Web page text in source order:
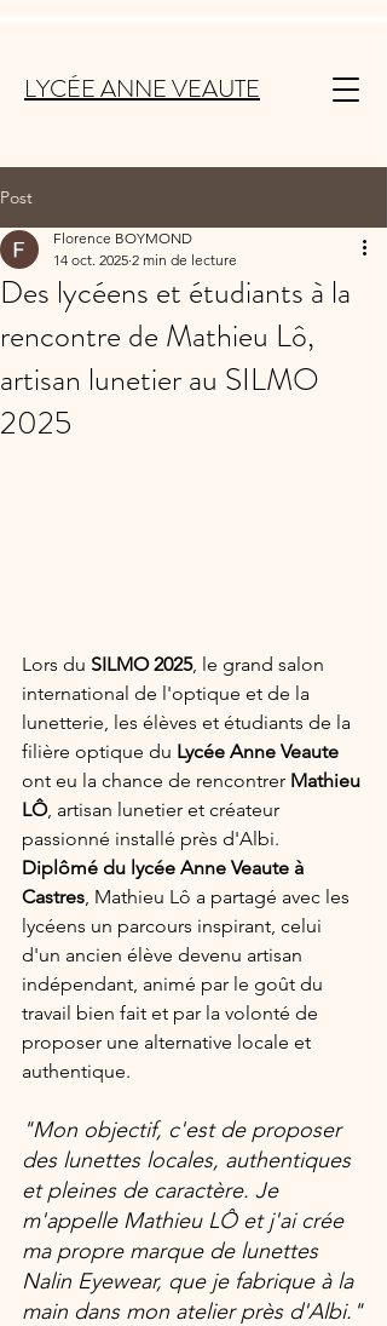
LYCÉE ANNE VEAUTE
Post
Des lycéens et étudiants à la
rencontre de Mathieu Lô,
artisan lunetier au SILMO
2025
Florence BOYMOND
14 oct. 2025 2 min de lecture
Lors du SILMO 2025, le grand salon
international de l'optique et de la
lunetterie, les élèves et étudiants de la
filière optique du Lycée Anne Veaute
ont eu la chance de rencontrer Mathieu
LÔ, artisan lunetier et créateur
passionné installé près d'Albi.
Diplômé du lycée Anne Veaute à
Castres, Mathieu Lô a partagé avec les
lycéens un parcours inspirant, celui
d'un ancien élève devenu artisan
indépendant, animé par le goût du
travail bien fait et par la volonté de
proposer une alternative locale et
authentique.
"Mon objectif, c'est de proposer
des lunettes locales, authentiques
et pleines de caractère. Je
m'appelle Mathieu LÔ et j'ai crée
ma propre marque de lunettes
Nalin Eyewear, que je fabrique à la
main dans mon atelier près d'Albi."